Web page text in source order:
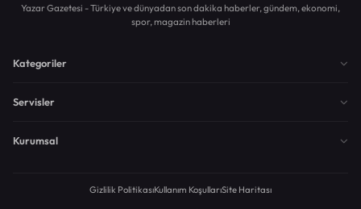
Yazar Gazetesi - Türkiye ve dünyadan son dakika haberler, gündem, ekonomi,
spor, magazin haberleri
Kategoriler
Servisler
Kurumsal
Gizlilik PolitikasıKullanım KoşullarıSite Haritası